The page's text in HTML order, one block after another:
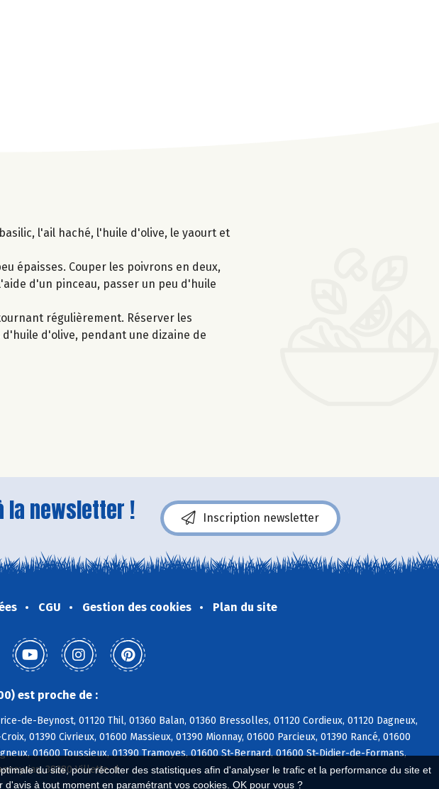
du site, pour récolter des statistiques afin d'analyser le trafic et la performance du site et
à tout moment en paramétrant vos cookies. OK pour vous ?
l'ail haché, l'huile d'olive, le yaourt et
épaisses. Couper les poivrons en deux,
d'un pinceau, passer un peu d'huile
régulièrement. Réserver les
d'olive, pendant une dizaine de
la newsletter ! Inscription newsletter
CGU Gestion des cookies Plan du site
est proche de :
de-Beynost, 01120 Thil, 01360 Balan, 01360 Bressolles, 01120 Cordieux, 01120 Dagneux,
01390 Civrieux, 01600 Massieux, 01390 Mionnay, 01600 Parcieux, 01390 Rancé, 01600
01600 Toussieux, 01390 Tramoyes, 01600 St-Bernard, 01600 St-Didier-de-Formans,
38280 Villette-d